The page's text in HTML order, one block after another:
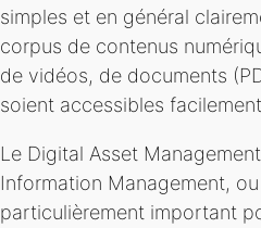
simples et en général
corpus de contenus
de vidéos, de documents
soient accessibles
Le Digital Asset
Information Management,
particulièrement important